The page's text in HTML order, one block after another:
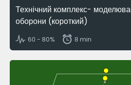
Технічний комплекс-
оборони (короткий)
60 - 80% 8 min